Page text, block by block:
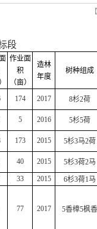
段
作业面
积
（亩）
造林
年度
树种组成
174 2017 8杉2荷
5 2016 5杉5荷
173 2015 5杉3马2荷
40 2015 5杉3荷2马
33 2015 6杉3荷1马
77 2017 5香樟5枫香